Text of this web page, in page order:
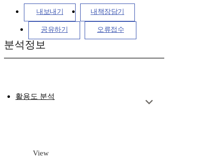
내보내기 내책장담기
공유하기 오류접수
분석정보
활용도 분석
View